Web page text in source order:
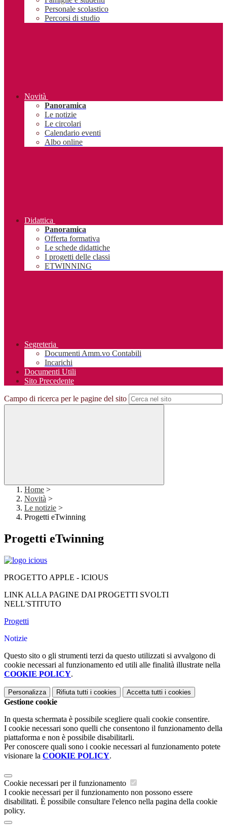
Personale scolastico
Percorsi di studio
Novità
Panoramica
Le notizie
Le circolari
Calendario eventi
Albo online
Didattica
Panoramica
Offerta formativa
Le schede didattiche
I progetti delle classi
ETWINNING
Segreteria
Documenti Amm.vo Contabili
Incarichi
Documenti Utili
Sito Precedente
Campo di ricerca per le pagine del sito
Home >
Novità >
Le notizie >
Progetti eTwinning
Progetti eTwinning
PROGETTO APPLE - ICIOUS
LINK ALLA PAGINE DAI PROGETTI SVOLTI
NELL'STITUTO
Progetti
Notizie
Questo sito o gli strumenti terzi da questo utilizzati si avvalgono di
cookie necessari al funzionamento ed utili alle finalità illustrate nella
COOKIE POLICY.
Personalizza Rifiuta tutti i cookies Accetta tutti i cookies
Gestione cookie
In questa schermata è possibile scegliere quali cookie consentire.
I cookie necessari sono quelli che consentono il funzionamento della
piattaforma e non è possibile disabilitarli.
Per conoscere quali sono i cookie necessari al funzionamento potete
visionare la COOKIE POLICY.
Cookie necessari per il funzionamento
I cookie necessari per il funzionamento non possono essere
disabilitati. È possibile consultare l'elenco nella pagina della cookie
policy.